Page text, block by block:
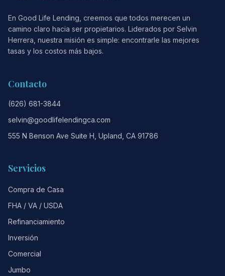
En Good Life Lending, creemos que todos merecen un
camino claro hacia ser propietarios. Liderados por Selvin
Herrera, nuestra misión es simple: encontrarle las mejores
tasas y los costos más bajos.
Contacto
(626) 681-3844
selvin@goodlifelendingca.com
555 N Benson Ave Suite H, Upland, CA 91786
Servicios
Compra de Casa
FHA / VA / USDA
Refinanciamiento
Inversión
Comercial
Jumbo